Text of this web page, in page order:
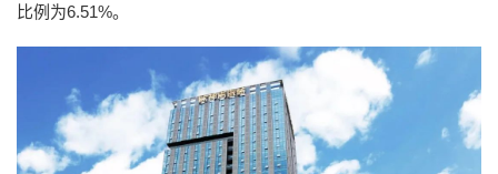
比例为6.51%。